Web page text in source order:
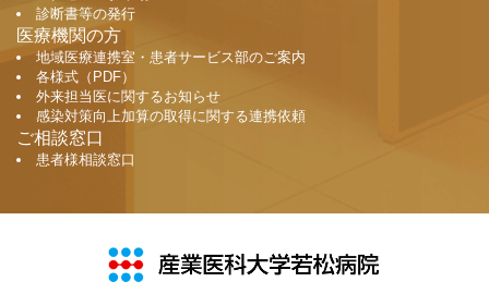
診断書等の発行
医療機関の方
地域医療連携室・患者サービス部のご案内
各様式（PDF）
外来担当医に関するお知らせ
感染対策向上加算の取得に関する連携依頼
ご相談窓口
患者様相談窓口